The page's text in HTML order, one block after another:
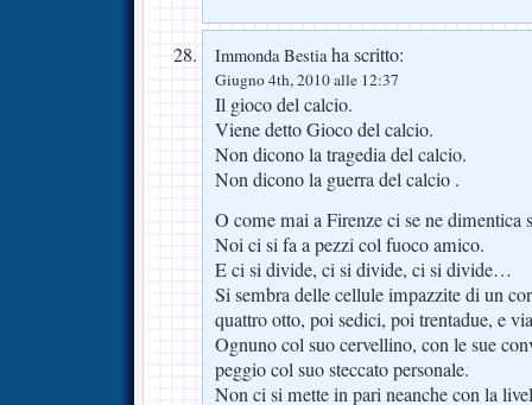
Immonda Bestiaha scritto:
Giugno 4th, 2010 alle 12:37
Il gioco del calcio.
Viene detto Gioco del calcio.
Non dicono la tragedia del calcio.
Non dicono la guerra del calcio .
O come mai a Firenze ci se ne dimentica
Noi ci si fa a pezzi col fuoco amico.
E ci si divide, ci si divide, ci si divide…
Si sembra delle cellule impazzite di un
quattro otto, poi sedici, poi trentadue, e
Ognuno col suo cervellino, con le sue
peggio col suo steccato personale.
Non ci si mette in pari neanche con la